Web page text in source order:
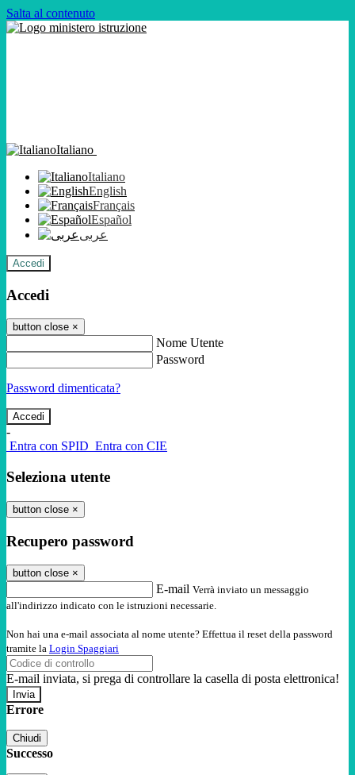
Salta al contenuto
Italiano
Italiano
English
Français
Español
عربى
Accedi
Accedi
button close ×
Nome Utente
Password
Password dimenticata?
-
Entra con SPID Entra con CIE
Seleziona utente
button close ×
Recupero password
button close ×
E-mail Verrà inviato un messaggio
all'indirizzo indicato con le istruzioni necessarie.
Non hai una e-mail associata al nome utente? Effettua il reset della password
tramite la Login Spaggiari
E-mail inviata, si prega di controllare la casella di posta elettronica!
Errore
Chiudi
Successo